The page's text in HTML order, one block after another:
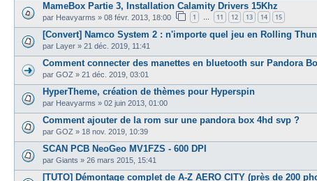
MameBox Partie 3, Installation Calamity Drivers 15Khz
par Heavyarms » 08 févr. 2013, 18:00 1 … 11 12 13 14 15
[Convert] Namco System 2 : n'importe quel jeu en Rolling
par Layer » 21 déc. 2019, 11:41
Comment connecter des manettes en bluetooth sur Pandora
par GOZ » 21 déc. 2019, 03:01
HyperTheme, création de thèmes pour Hyperspin
par Heavyarms » 02 juin 2013, 01:00
Comment ajouter de la rom sur une pandora box 4hd svp ?
par GOZ » 18 nov. 2019, 10:39
SCAN PCB NeoGeo MV1FZS - 600 DPI
par Giants » 26 mars 2015, 15:41
[TUTO] Démontage complet de A-Z AERO CITY (près de 200